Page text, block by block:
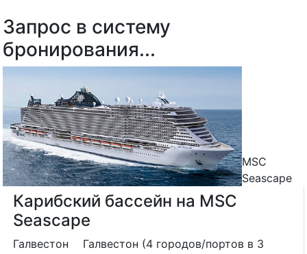
MSC
Seascape
Карибский бассейн на MSC
Seascape
Галвестон
Галвестон (4 городов/портов в 3
Запрос в систему
бронирования...